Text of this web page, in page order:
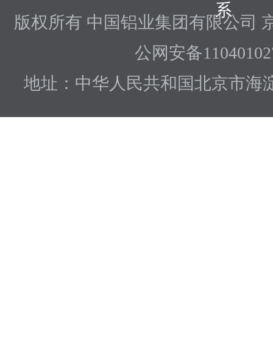
系
版权所有 中国铝业集团有限公司
公网安备
地址：中华人民共和国北京市海